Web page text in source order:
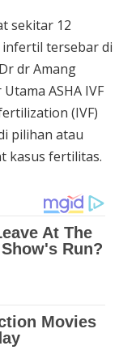
sekitar 12
tersebar di
dr Amang
ASHA IVF
(IVF)
pilihan atau
kasus fertilitas.